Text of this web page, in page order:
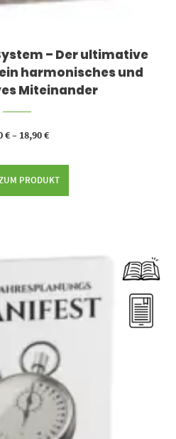
– Der ultimative
harmonisches und
Miteinander
€– 18,90€
PRODUKT